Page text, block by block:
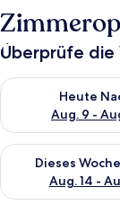
Überprüfe
Heute
Aug. 9 -
Überprüfe die
Dieses
Aug. 14 -
Überprüfe die